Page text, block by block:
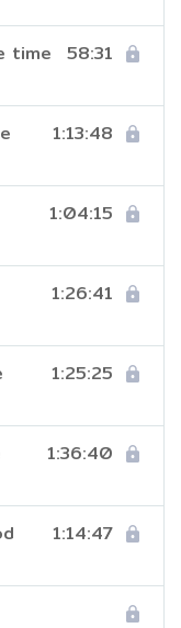
time
58:31
1:13:48
1:04:15
1:26:41
1:25:25
1:36:40
1:14:47